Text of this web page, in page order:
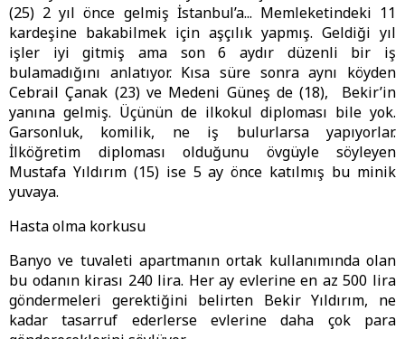
(25) 2 yıl önce gelmiş İstanbul’a... Memleketindeki 11
kardeşine bakabilmek için aşçılık yapmış. Geldiği yıl
işler iyi gitmiş ama son 6 aydır düzenli bir iş
bulamadığını anlatıyor. Kısa süre sonra aynı köyden
Cebrail Çanak (23) ve Medeni Güneş de (18), Bekir’in
yanına gelmiş. Üçünün de ilkokul diploması bile yok.
Garsonluk, komilik, ne iş bulurlarsa yapıyorlar.
İlköğretim diploması olduğunu övgüyle söyleyen
Mustafa Yıldırım (15) ise 5 ay önce katılmış bu minik
yuvaya.
Hasta olma korkusu
Banyo ve tuvaleti apartmanın ortak kullanımında olan
bu odanın kirası 240 lira. Her ay evlerine en az 500 lira
göndermeleri gerektiğini belirten Bekir Yıldırım, ne
kadar tasarruf ederlerse evlerine daha çok para